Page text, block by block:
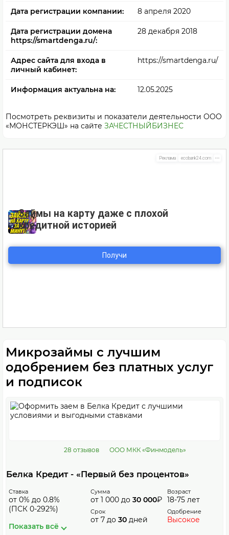
Дата регистрации компании: 8 апреля 2020
Дата регистрации домена
https://smartdenga.ru/:
28 декабря 2018
Адрес сайта для входа в
личный кабинет:
https://smartdenga.ru/
Информация актуальна на: 12.05.2025
Посмотреть реквизиты и показатели деятельности ООО
«МОНСТЕРКЭШ» на сайте ЗАЧЕСТНЫЙБИЗНЕС
Микрозаймы с лучшим
одобрением без платных услуг
и подписок
28 отзывов ООО МКК «Финмодель»
Белка Кредит - «Первый без процентов»
Ставка
от 0% до 0.8%
(ПСК 0-292%)
Сумма
от 1 000 до 30 000₽
Срок
от 7 до 30 дней
Возраст
18-75 лет
Одобрение
Высокое
Показать всё